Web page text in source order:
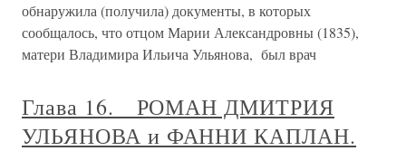
обнаружила (получила) документы, в которых
сообщалось, что отцом Марии Александровны (1835),
матери Владимира Ильича Ульянова, был врач
Глава 16. РОМАН ДМИТРИЯ
УЛЬЯНОВА и ФАННИ КАПЛАН.